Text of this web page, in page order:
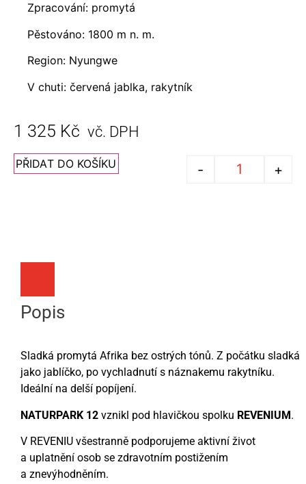
Zpracování: promytá
Pěstováno: 1800 m n. m.
Region: Nyungwe
V chuti: červená jablka, rakytník
1 325 Kč vč. DPH
- +
PŘIDAT DO KOŠÍKU
Popis
Sladká promytá Afrika bez ostrých tónů. Z počátku sladká
jako jablíčko, po vychladnutí s náznakemu rakytníku.
Ideální na delší popíjení.
NATURPARK 12 vznikl pod hlavičkou spolku REVENIUM.
V REVENIU všestranně podporujeme aktivní život
a uplatnění osob se zdravotním postižením
a znevýhodněním.